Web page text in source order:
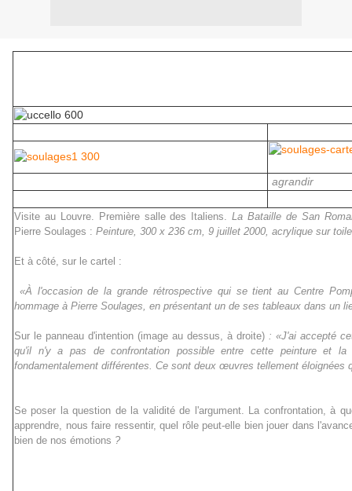
agrandir
Visite au Louvre. Première salle des Italiens.La Bataille de San
Pierre Soulages : Peinture, 300 x 236 cm, 9 juillet 2000, acrylique sur toile
Et à côté, sur le cartel :
«À l'occasion de la grande rétrospective qui se tient au Centre
hommage à Pierre Soulages, en présentant un de ses tableaux dans un
Sur le panneau d'intention (image au dessus, à droite) : «J'ai accepté
qu'il n'y a pas de confrontation possible entre cette peinture et
fondamentalement différentes. Ce sont deux œuvres tellement éloignées
Se poser la question de la validité de l'argument. La confrontation, à
apprendre, nous faire ressentir, quel rôle peut-elle bien jouer dans
bien de nos émotions ?